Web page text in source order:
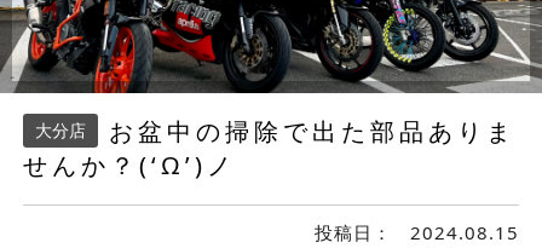
大分店
お盆中の掃除で出た部品ありま
せんか？(‘Ω’)ノ
投稿日： 2024.08.15